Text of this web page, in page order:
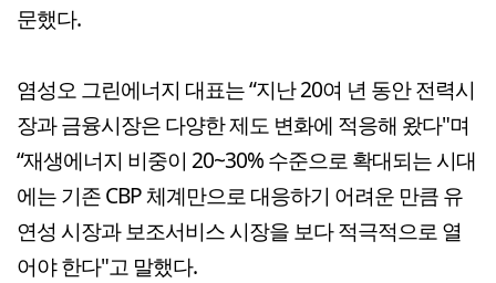
문했다.
염성오 그린에너지 대표는 “지난 20여 년 동안 전력시
장과 금융시장은 다양한 제도 변화에 적응해 왔다"며
“재생에너지 비중이 20~30% 수준으로 확대되는 시대
에는 기존 CBP 체계만으로 대응하기 어려운 만큼 유
연성 시장과 보조서비스 시장을 보다 적극적으로 열
어야 한다"고 말했다.